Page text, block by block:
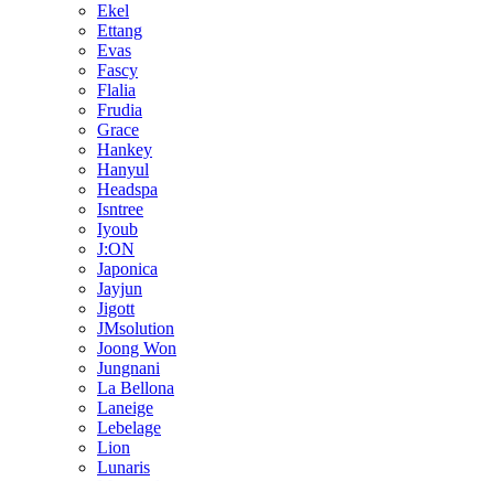
Ekel
Ettang
Evas
Fascy
Flalia
Frudia
Grace
Hankey
Hanyul
Headspa
Isntree
Iyoub
J:ON
Japonica
Jayjun
Jigott
JMsolution
Joong Won
Jungnani
La Bellona
Laneige
Lebelage
Lion
Lunaris